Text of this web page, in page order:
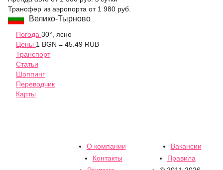
Трансфер из аэропорта от 1 980 руб.
Велико-Тырново
Погода 30°, ясно
Цены 1 BGN = 45.49 RUB
Транспорт
Статьи
Шоппинг
Переводчик
Карты
О компании
Вакансии
Контакты
Правила